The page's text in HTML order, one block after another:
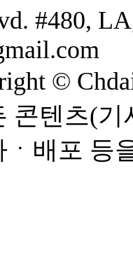
#480,
©
콘텐츠(
배포 등